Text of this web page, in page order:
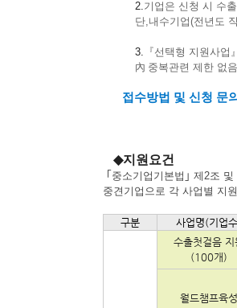
2.기업은 신청 시 수
단,내수기업(전년도
3. 『선택형 지원사
內 중복관련 제한 없음
접수방법 및 신청 문
◆지원요건
｢ 중소기업기본법 ｣ 제2조 및
중견기업으로 각 사업별 지
구분 사업명(기업
수출첫걸음 지
(100개)
월드챔프육성